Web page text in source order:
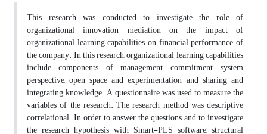
This research was conducted to investigate the role of
organizational innovation mediation on the impact of
organizational learning capabilities on financial performance of
the company. In this research, organizational learning capabilities
include components of management commitment, system
perspective, open space and experimentation, and sharing and
integrating knowledge. A questionnaire was used to measure the
variables of the research. The research method was descriptive
correlational. In order to answer the questions and to investigate
the research hypothesis with Smart-PLS software, structural